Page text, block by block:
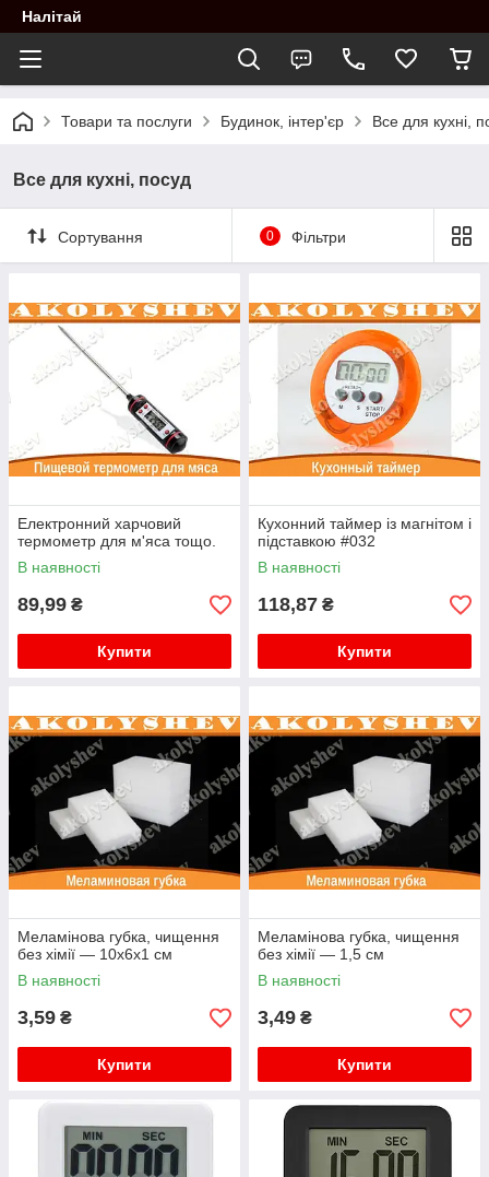
Налітай
Товари та послуги Будинок, інтер'єр Все для кухні,
Все для кухні, посуд
Сортування 0 Фільтри
Електронний харчовий
термометр для м'яса тощо.
В наявності
89,99 ₴
Купити
Кухонний таймер із магнітом і
підставкою #032
В наявності
118,87 ₴
Купити
Меламінова губка, чищення
без хімії — 10х6х1 см
В наявності
3,59 ₴
Купити
Меламінова губка, чищення
без хімії — 1,5 см
В наявності
3,49 ₴
Купити